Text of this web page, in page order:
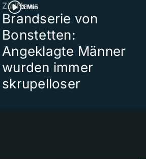
3 Min
ZüriNews
Brandserie von
Bonstetten:
Angeklagte Männer
wurden immer
skrupelloser